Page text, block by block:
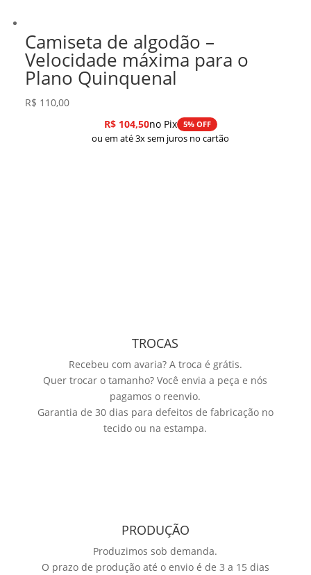
Camiseta de algodão –
Velocidade máxima para o
Plano Quinquenal
R$ 110,00
R$104,50no Pix 5% OFF
ou em até 3x sem juros no cartão
TROCAS
Recebeu com avaria? A troca é grátis.
Quer trocar o tamanho? Você envia a peça e nós
pagamos o reenvio.
Garantia de 30 dias para defeitos de fabricação no
tecido ou na estampa.
PRODUÇÃO
Produzimos sob demanda.
O prazo de produção até o envio é de 3 a 15 dias